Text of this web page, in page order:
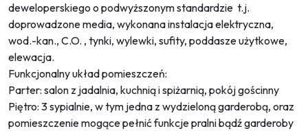
deweloperskiego o podwyższonym standardzie t.j.
doprowadzone media, wykonana instalacja elektryczna,
wod.-kan., C.O. , tynki, wylewki, sufity, poddasze użytkowe,
elewacja.
Funkcjonalny układ pomieszczeń:
Parter: salon z jadalnia, kuchnią i spiżarnią, pokój gościnny
Piętro: 3 sypialnie, w tym jedna z wydzieloną garderobą, oraz
pomieszczenie mogące pełnić funkcje pralni bądź garderoby